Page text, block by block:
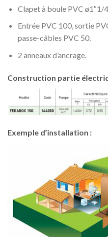
Clapet à boule PVC ø1″1/4.
Entrée PVC 100, sortie
passe-câbles PVC 50.
2 anneaux d’ancrage.
Construction partie
Exemple d’installation :